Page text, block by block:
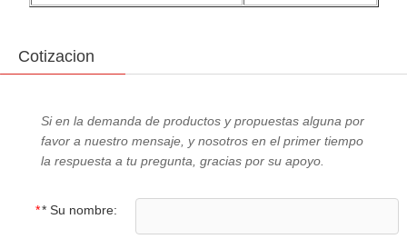
Cotizacion
Si en la demanda de productos y propuestas alguna por
favor a nuestro mensaje, y nosotros en el primer tiempo
la respuesta a tu pregunta, gracias por su apoyo.
** Su nombre: